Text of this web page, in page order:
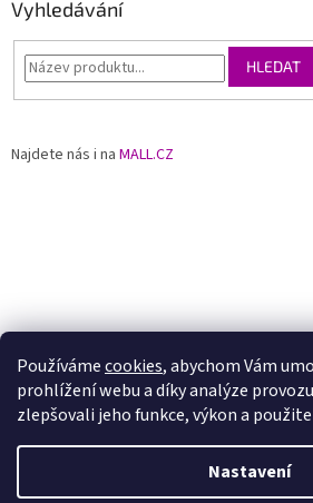
Používámecookies, abychom Vám
prohlížení webu a díky analýze
zlepšovali jeho funkce, výkon a
Nastavení
Vyhledávání
HLEDAT
Najdete nás i na MALL.CZ
Vytvořil Shoptet